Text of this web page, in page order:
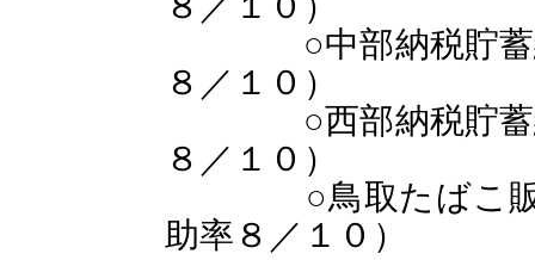
○中部納税貯蓄組
８／１０）
○西部納税貯蓄組
８／１０）
○鳥取たばこ販
助率８／１０）